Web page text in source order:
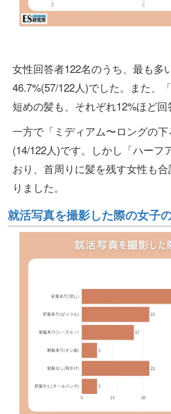
女性回答者122名のうち、最も多
46.7%(57/122人)でした。また、
短めの髪も、それぞれ12%ほど回
一方で「ミディアム〜ロングの
(14/122人)です。しかし「ハーフ
おり、首周りに髪を残す女性も
りました。
就活写真を撮影した際の女子